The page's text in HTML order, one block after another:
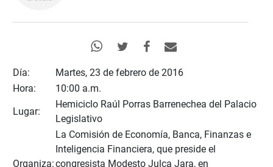
Día:
Martes, 23 de febrero de 2016
Hora:
10:00 a.m.
Lugar:
Hemiciclo Raúl Porras Barrenechea del Palacio
Legislativo
Organiza:
La Comisión de Economía, Banca, Finanzas e
Inteligencia Financiera, que preside el
congresista Modesto Julca Jara, en